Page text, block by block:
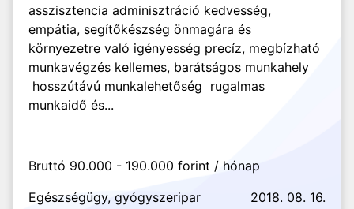
asszisztencia adminisztráció kedvesség,
empátia, segítőkészség önmagára és
környezetre való igényesség precíz, megbízható
munkavégzés kellemes, barátságos munkahely
hosszútávú munkalehetőség rugalmas
munkaidő és...
Bruttó 90.000 - 190.000 forint / hónap
Egészségügy, gyógyszeripar
2018. 08. 16.